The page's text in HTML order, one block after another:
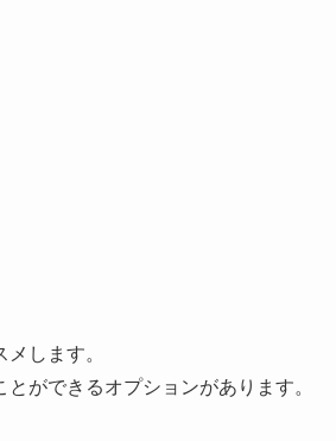
します。
ができるオプションがあります。